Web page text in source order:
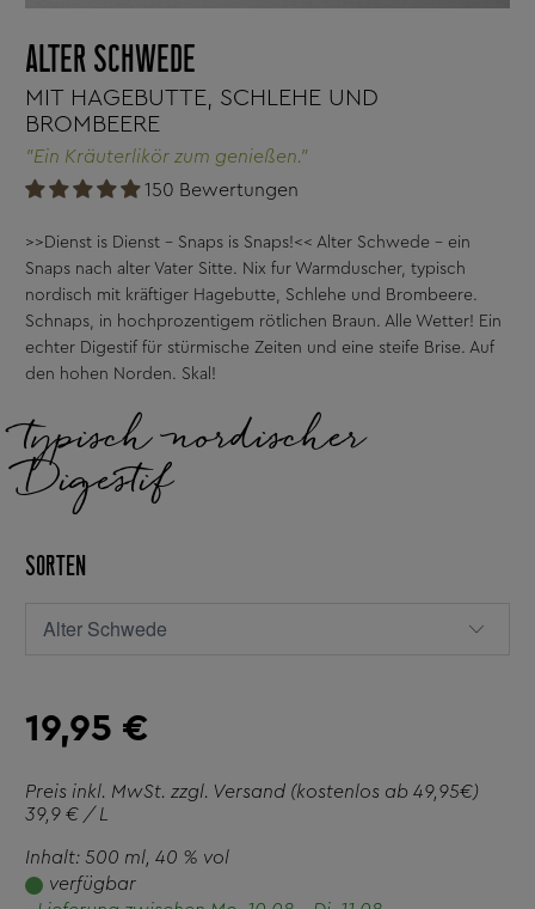
ALTER SCHWEDE
MIT HAGEBUTTE, SCHLEHE UND
BROMBEERE
"Ein Kräuterlikör zum genießen."
150 Bewertungen
>>Dienst is Dienst - Snaps is Snaps!<< Alter Schwede - ein
Snaps nach alter Vater Sitte. Nix fur Warmduscher, typisch
nordisch mit kräftiger Hagebutte, Schlehe und Brombeere.
Schnaps, in hochprozentigem rötlichen Braun. Alle Wetter! Ein
echter Digestif für stürmische Zeiten und eine steife Brise. Auf
den hohen Norden. Skal!
typisch nordischer
Digestif
SORTEN
19,95 €
Preis inkl. MwSt. zzgl. Versand (kostenlos ab 49,95€)
39,9 € / L
Inhalt: 500 ml , 40 % vol
verfügbar